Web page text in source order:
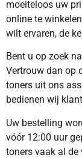
moeiteloos uw
online te
wilt ervaren, de
Bent u op zoek
Vertrouw dan op
toners uit ons
bedienen wij
Uw bestelling
vóór 12:00 uur
toners vaak al